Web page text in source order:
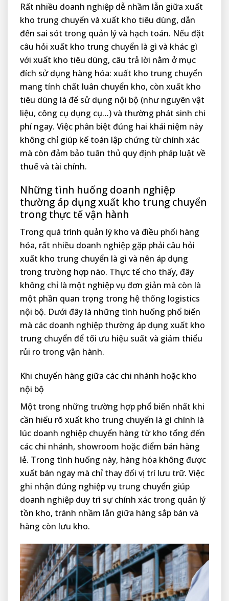
Rất nhiều doanh nghiệp dễ nhầm lẫn giữa xuất
kho trung chuyển và xuất kho tiêu dùng, dẫn
đến sai sót trong quản lý và hạch toán. Nếu đặt
câu hỏi xuất kho trung chuyển là gì và khác gì
với xuất kho tiêu dùng, câu trả lời nằm ở mục
đích sử dụng hàng hóa: xuất kho trung chuyển
mang tính chất luân chuyển kho, còn xuất kho
tiêu dùng là để sử dụng nội bộ (như nguyên vật
liệu, công cụ dụng cụ…) và thường phát sinh chi
phí ngay. Việc phân biệt đúng hai khái niệm này
không chỉ giúp kế toán lập chứng từ chính xác
mà còn đảm bảo tuân thủ quy định pháp luật về
thuế và tài chính.
Những tình huống doanh nghiệp
thường áp dụng xuất kho trung chuyển
trong thực tế vận hành
Trong quá trình quản lý kho và điều phối hàng
hóa, rất nhiều doanh nghiệp gặp phải câu hỏi
xuất kho trung chuyển là gì và nên áp dụng
trong trường hợp nào. Thực tế cho thấy, đây
không chỉ là một nghiệp vụ đơn giản mà còn là
một phần quan trọng trong hệ thống logistics
nội bộ. Dưới đây là những tình huống phổ biến
mà các doanh nghiệp thường áp dụng xuất kho
trung chuyển để tối ưu hiệu suất và giảm thiểu
rủi ro trong vận hành.
Khi chuyển hàng giữa các chi nhánh hoặc kho
nội bộ
Một trong những trường hợp phổ biến nhất khi
cần hiểu rõ xuất kho trung chuyển là gì chính là
lúc doanh nghiệp chuyển hàng từ kho tổng đến
các chi nhánh, showroom hoặc điểm bán hàng
lẻ. Trong tình huống này, hàng hóa không được
xuất bán ngay mà chỉ thay đổi vị trí lưu trữ. Việc
ghi nhận đúng nghiệp vụ trung chuyển giúp
doanh nghiệp duy trì sự chính xác trong quản lý
tồn kho, tránh nhầm lẫn giữa hàng sắp bán và
hàng còn lưu kho.